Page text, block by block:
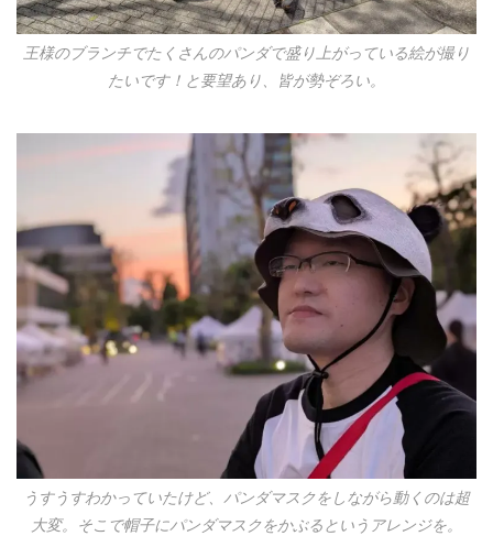
王様のブランチでたくさんのパンダで盛り上がっている絵が撮り
たいです！と要望あり、皆が勢ぞろい。
うすうすわかっていたけど、パンダマスクをしながら動くのは超
大変。そこで帽子にパンダマスクをかぶるというアレンジを。